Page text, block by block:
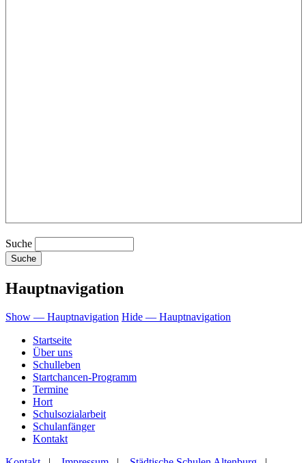
Suche
Hauptnavigation
Show — Hauptnavigation Hide — Hauptnavigation
Startseite
Über uns
Schulleben
Startchancen-Programm
Termine
Hort
Schulsozialarbeit
Schulanfänger
Kontakt